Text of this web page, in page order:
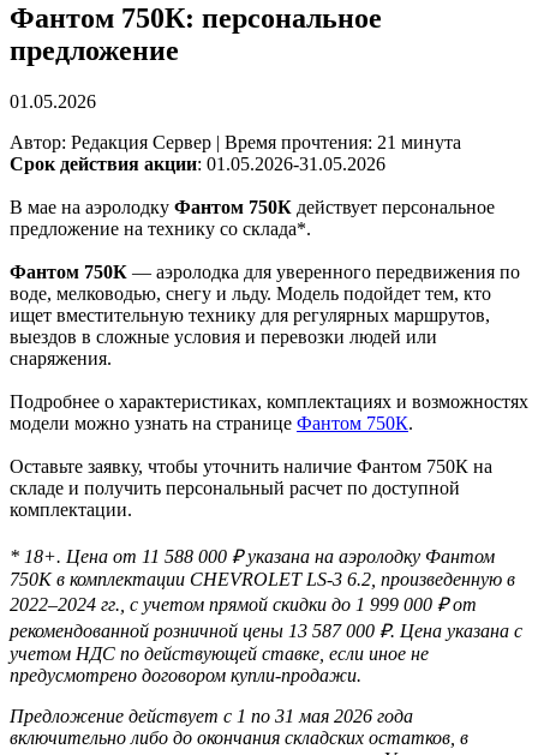
Фантом 750К: персональное
предложение
01.05.2026
Автор: Редакция Сервер | Время прочтения: 21 минута
Срок действия акции: 01.05.2026-31.05.2026
В мае на аэролодку Фантом 750К действует персональное
предложение на технику со склада*.
Фантом 750К — аэролодка для уверенного передвижения по
воде, мелководью, снегу и льду. Модель подойдет тем, кто
ищет вместительную технику для регулярных маршрутов,
выездов в сложные условия и перевозки людей или
снаряжения.
Подробнее о характеристиках, комплектациях и возможностях
модели можно узнать на странице Фантом 750К.
Оставьте заявку, чтобы уточнить наличие Фантом 750К на
складе и получить персональный расчет по доступной
комплектации.
* 18+. Цена от 11 588 000 ₽ указана на аэролодку Фантом
750К в комплектации CHEVROLET LS-3 6.2, произведенную в
2022–2024 гг., с учетом прямой скидки до 1 999 000 ₽ от
рекомендованной розничной цены 13 587 000 ₽. Цена указана с
учетом НДС по действующей ставке, если иное не
предусмотрено договором купли-продажи.
Предложение действует с 1 по 31 мая 2026 года
включительно либо до окончания складских остатков, в